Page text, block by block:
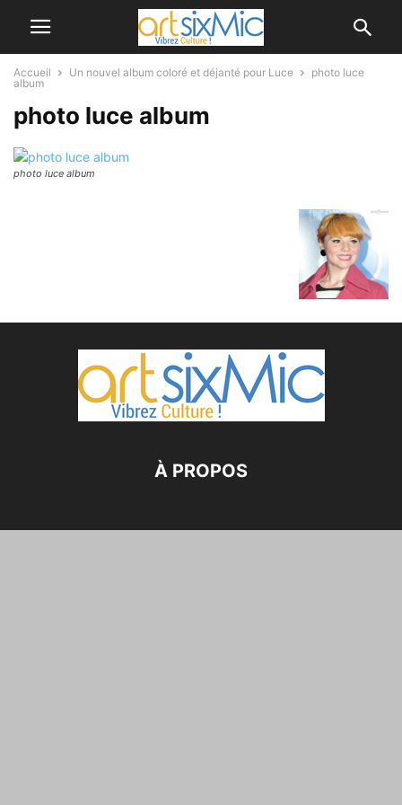
Accueil Un nouvel album coloré et déjanté pour Luce
photo luce
album
photo luce album
photo luce album
À PROPOS